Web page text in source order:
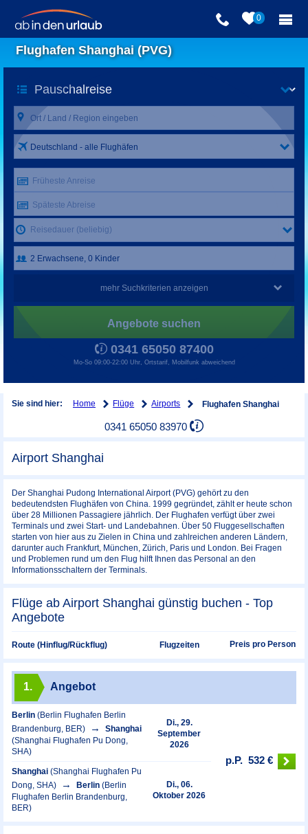
0
Flughafen Shanghai (PVG)
Deutschland - alle Flughäfen
Früheste Anreise
Späteste Abreise
Reisedauer (beliebig)
mehr Suchkriterien anzeigen
Angebote suchen
0341 65050 87400
Mo-So 09:00-22:00 Uhr, Ortstarif, Mobilfunk abweichend
Sie sind hier: Home Flüge Airports Flughafen Shanghai
0341 65050 83970
Airport Shanghai
Der Shanghai Pudong International Airport (PVG) gehört zu den
bedeutendsten Flughäfen von China. 1999 gegründet, zählt er heute schon
über 28 Millionen Passagiere jährlich. Der Flughafen verfügt über zwei
Terminals und zwei Start- und Landebahnen. Über 50 Fluggesellschaften
starten von hier aus zu Zielen in China und zahlreichen anderen Ländern,
darunter auch Frankfurt, München, Zürich, Paris und London. Bei Fragen
und Problemen rund um den Flug hilft Ihnen das Personal an den
Informationsschaltern der Terminals.
Flüge ab Airport Shanghai günstig buchen - Top
Angebote
Route (Hinflug/Rückflug) Flugzeiten Preis pro Person
1. Angebot
Berlin (Berlin Flughafen Berlin
Brandenburg, BER)
Shanghai
(Shanghai Flughafen Pu Dong,
SHA)
Di., 29.
September
2026
Shanghai (Shanghai Flughafen Pu
Dong, SHA)
Berlin (Berlin
Flughafen Berlin Brandenburg,
BER)
Di., 06.
Oktober 2026
p.P. 532 €